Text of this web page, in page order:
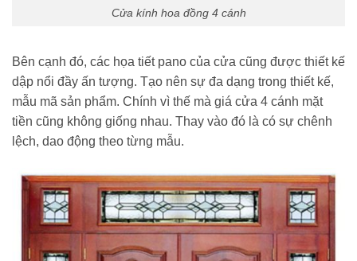
Cửa kính hoa đồng 4 cánh
Bên cạnh đó, các họa tiết pano của cửa cũng được thiết kế
dập nổi đầy ấn tượng. Tạo nên sự đa dạng trong thiết kế,
mẫu mã sản phẩm. Chính vì thế mà giá cửa 4 cánh mặt
tiền cũng không giống nhau. Thay vào đó là có sự chênh
lệch, dao động theo từng mẫu.